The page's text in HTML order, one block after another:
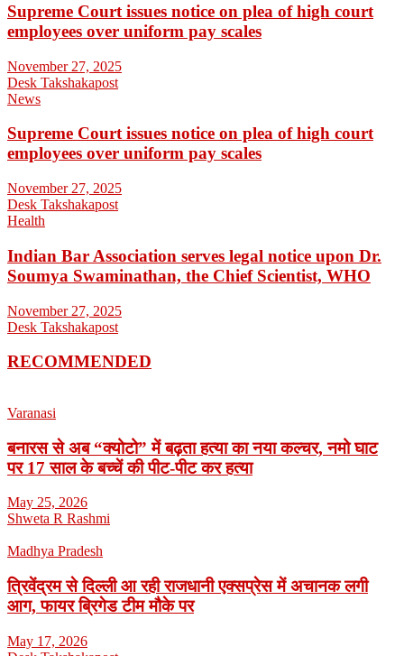
Supreme Court issues notice on plea of high court
employees over uniform pay scales
November 27, 2025
Desk Takshakapost
News
Supreme Court issues notice on plea of high court
employees over uniform pay scales
November 27, 2025
Desk Takshakapost
Health
Indian Bar Association serves legal notice upon Dr.
Soumya Swaminathan, the Chief Scientist, WHO
November 27, 2025
Desk Takshakapost
RECOMMENDED
Varanasi
बनारस से अब “क्योटो” में बढ़ता हत्या का नया कल्चर, नमो घाट
पर 17 साल के बच्चें की पीट-पीट कर हत्या
May 25, 2026
Shweta R Rashmi
Madhya Pradesh
त्रिवेंद्रम से दिल्ली आ रही राजधानी एक्सप्रेस में अचानक लगी
आग, फायर ब्रिगेड टीम मौके पर
May 17, 2026